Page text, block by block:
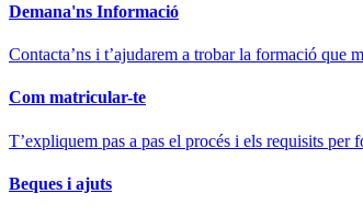
Demana'ns Informació
Contacta’ns i t’ajudarem a trobar la formació que
Com matricular-te
T’expliquem pas a pas el procés i els requisits per
Beques i ajuts